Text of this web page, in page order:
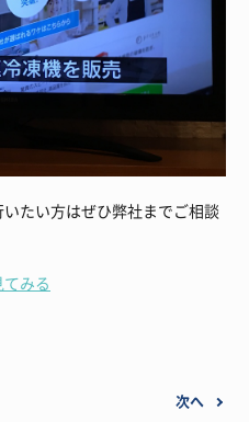
たい方はぜひ弊社までご相談
みる
次へ